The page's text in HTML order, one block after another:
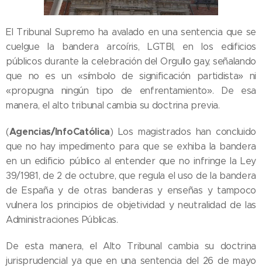
El Tribunal Supremo ha avalado en una sentencia que se
cuelgue la bandera arcoíris, LGTBI, en los edificios
públicos durante la celebración del Orgullo gay, señalando
que no es un «símbolo de significación partidista» ni
«propugna ningún tipo de enfrentamiento». De esa
manera, el alto tribunal cambia su doctrina previa.
(Agencias/InfoCatólica) Los magistrados han concluido
que no hay impedimento para que se exhiba la bandera
en un edificio público al entender que no infringe la Ley
39/1981, de 2 de octubre, que regula el uso de la bandera
de España y de otras banderas y enseñas y tampoco
vulnera los principios de objetividad y neutralidad de las
Administraciones Públicas.
De esta manera, el Alto Tribunal cambia su doctrina
jurisprudencial ya que en una sentencia del 26 de mayo